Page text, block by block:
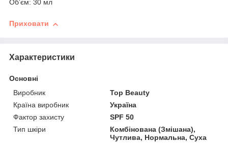
Обʼєм: 30 мл
Приховати
Характеристики
Основні
Виробник
Top Beauty
Країна виробник
Україна
Фактор захисту
SPF 50
Тип шкіри
Комбінована (Змішана),
Чутлива, Нормальна, Суха